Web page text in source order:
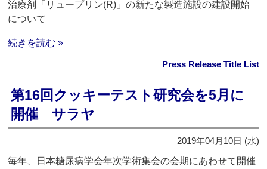
治療剤「リュープリン(R)」の新たな製造施設の建設開始
について
続きを読む »
Press Release Title List
第16回クッキーテスト研究会を5月に
開催 サラヤ
2019年04月10日 (水)
毎年、日本糖尿病学会年次学術集会の会期にあわせて開催